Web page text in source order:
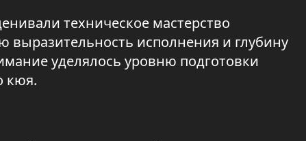
техническое мастерство
выразительность исполнения и глубину
уделялось уровню подготовки
кюя.